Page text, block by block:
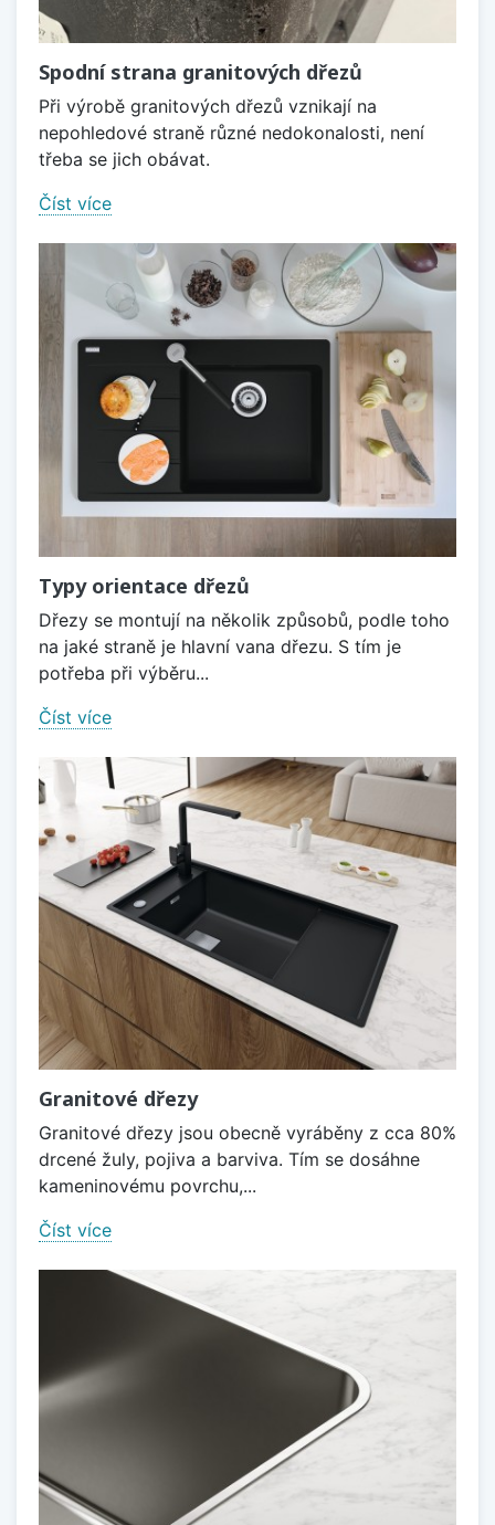
Spodní strana granitových dřezů
Při výrobě granitových dřezů vznikají na
nepohledové straně různé nedokonalosti, není
třeba se jich obávat.
Číst více
Typy orientace dřezů
Dřezy se montují na několik způsobů, podle toho
na jaké straně je hlavní vana dřezu. S tím je
potřeba při výběru...
Číst více
Granitové dřezy
Granitové dřezy jsou obecně vyráběny z cca 80%
drcené žuly, pojiva a barviva. Tím se dosáhne
kameninovému povrchu,...
Číst více